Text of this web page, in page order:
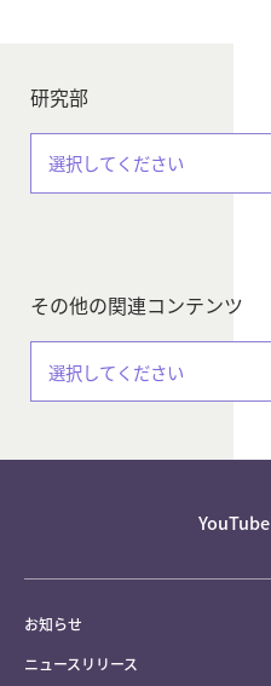
研究部
選択してください
その他の関連コンテンツ
選択してください
YouTube
お知らせ
ニュースリリース